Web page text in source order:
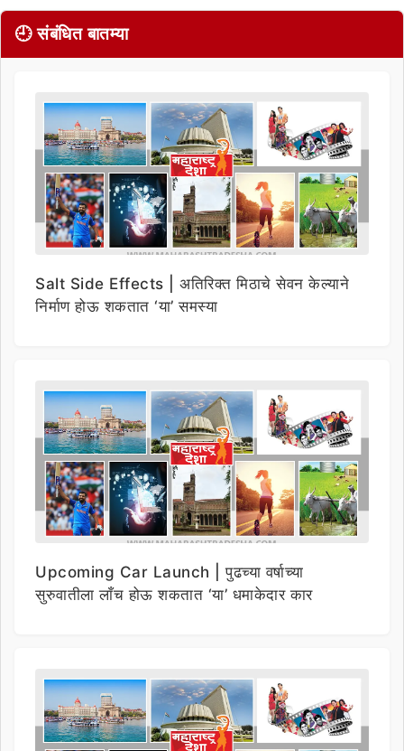
🕘 संबंधित बातम्या
Salt Side Effects | अतिरिक्त मिठाचे सेवन केल्याने
निर्माण होऊ शकतात ‘या’ समस्या
Upcoming Car Launch | पुढच्या वर्षाच्या
सुरुवातीला लाँच होऊ शकतात ‘या’ धमाकेदार कार